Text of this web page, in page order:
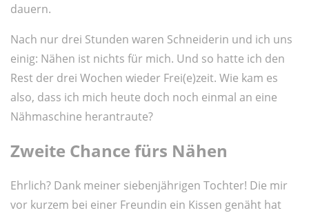
dauern.
Nach nur drei Stunden waren Schneiderin und ich uns
einig: Nähen ist nichts für mich. Und so hatte ich den
Rest der drei Wochen wieder Frei(e)zeit. Wie kam es
also, dass ich mich heute doch noch einmal an eine
Nähmaschine herantraute?
Zweite Chance fürs Nähen
Ehrlich? Dank meiner siebenjährigen Tochter! Die mir
vor kurzem bei einer Freundin ein Kissen genäht hat